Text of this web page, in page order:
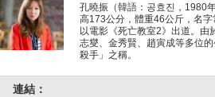
孔曉振（韓語：공효진，1980
高173公分，體重46公斤，名
以電影《死亡教室2》出道。由
志燮、金秀賢、趙寅成等多位
殺手」之稱。
連結：